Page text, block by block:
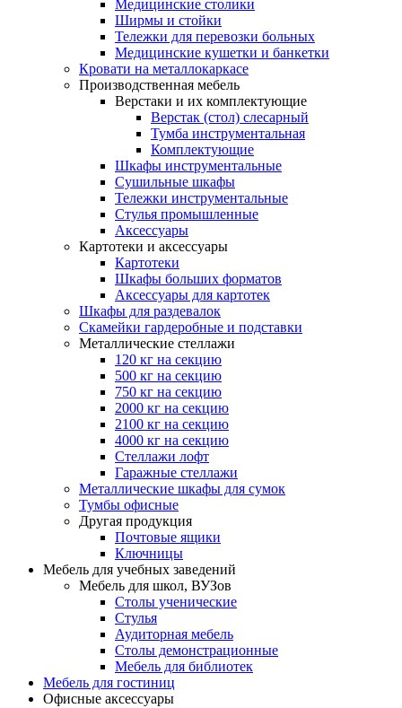
Медицинские столики
Ширмы и стойки
Тележки для перевозки больных
Медицинские кушетки и банкетки
Кровати на металлокаркасе
Производственная мебель
Верстаки и их комплектующие
Верстак (стол) слесарный
Тумба инструментальная
Комплектующие
Шкафы инструментальные
Сушильные шкафы
Тележки инструментальные
Стулья промышленные
Аксессуары
Картотеки и аксессуары
Картотеки
Шкафы больших форматов
Аксессуары для картотек
Шкафы для раздевалок
Скамейки гардеробные и подставки
Металлические стеллажи
120 кг на секцию
500 кг на секцию
750 кг на секцию
2000 кг на секцию
2100 кг на секцию
4000 кг на секцию
Стеллажи лофт
Гаражные стеллажи
Металлические шкафы для сумок
Тумбы офисные
Другая продукция
Почтовые ящики
Ключницы
Мебель для учебных заведений
Мебель для школ, ВУЗов
Столы ученические
Стулья
Аудиторная мебель
Столы демонстрационные
Мебель для библиотек
Мебель для гостиниц
Офисные аксессуары